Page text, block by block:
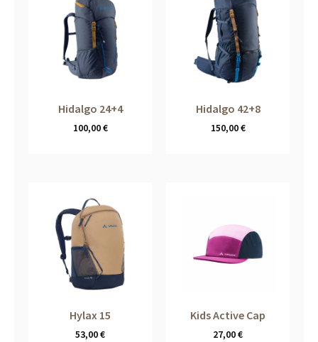
Hidalgo 24+4
100,00€
Hidalgo 42+8
150,00€
Hylax 15
53,00€
Kids Active Cap
27,00€